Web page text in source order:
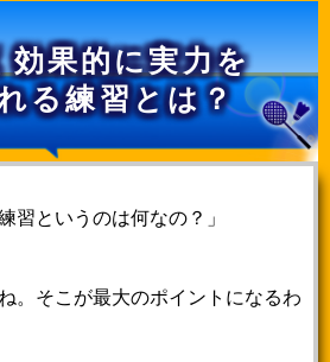
効果的に実力を
る練習とは？
習というのは何なの？」
。そこが最大のポイントになるわ